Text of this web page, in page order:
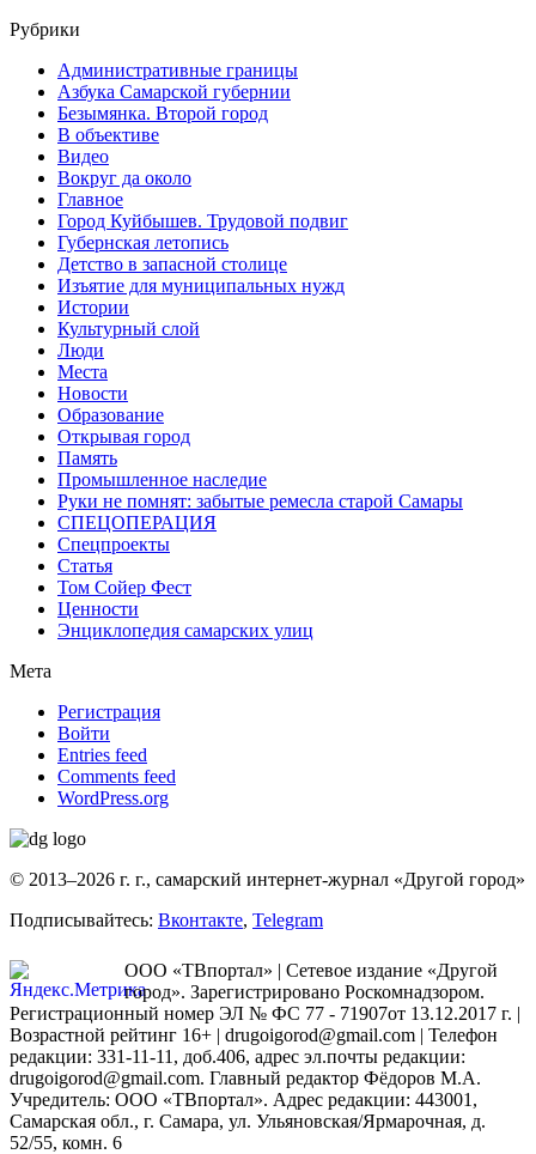
Рубрики
Административные границы
Азбука Самарской губернии
Безымянка. Второй город
В объективе
Видео
Вокруг да около
Главное
Город Куйбышев. Трудовой подвиг
Губернская летопись
Детство в запасной столице
Изъятие для муниципальных нужд
Истории
Культурный слой
Люди
Места
Новости
Образование
Открывая город
Память
Промышленное наследие
Руки не помнят: забытые ремесла старой Самары
СПЕЦОПЕРАЦИЯ
Спецпроекты
Статья
Том Сойер Фест
Ценности
Энциклопедия самарских улиц
Мета
Регистрация
Войти
Entries feed
Comments feed
WordPress.org
© 2013–2026 г. г., самарский интернет-журнал «Другой город»
Подписывайтесь: Вконтакте, Telegram
ООО «ТВпортал» | Сетевое издание «Другой
город». Зарегистрировано Роскомнадзором.
Регистрационный номер ЭЛ № ФС 77 - 71907от 13.12.2017 г. |
Возрастной рейтинг 16+ | drugoigorod@gmail.com | Телефон
редакции: 331-11-11, доб.406, адрес эл.почты редакции:
drugoigorod@gmail.com. Главный редактор Фёдоров М.А.
Учредитель: ООО «ТВпортал». Адрес редакции: 443001,
Самарская обл., г. Самара, ул. Ульяновская/Ярмарочная, д.
52/55, комн. 6